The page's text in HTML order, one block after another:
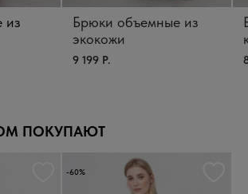
из
Брюки объемные из
экокожи
9 199 Р.
ПОКУПАЮТ
-60%